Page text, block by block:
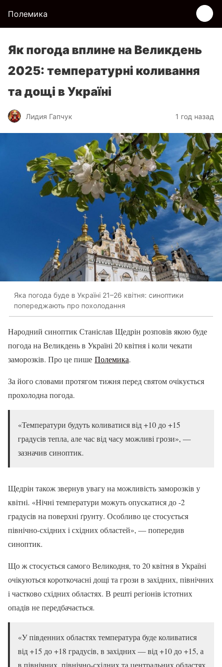
Полемика
Як погода вплине на Великдень
2025: температурні коливання
та дощі в Україні
Лидия Гапчук 1 год назад
Яка погода буде в Україні 21–26 квітня: синоптики
попереджають про похолодання
Народний синоптик Станіслав Щедрін розповів якою буде
погода на Великдень в Україні 20 квітня і коли чекати
заморозків. Про це пише Полемика.
За його словами протягом тижня перед святом очікується
прохолодна погода.
«Температури будуть коливатися від +10 до +15
градусів тепла, але час від часу можливі грози», —
зазначив синоптик.
Щедрін також звернув увагу на можливість заморозків у
квітні. «Нічні температури можуть опускатися до -2
градусів на поверхні ґрунту. Особливо це стосується
північно-східних і східних областей», — попередив
синоптик.
Що ж стосується самого Великодня, то 20 квітня в Україні
очікуються короткочасні дощі та грози в західних, північних
і частково східних областях. В решті регіонів істотних
опадів не передбачається.
«У південних областях температура буде коливатися
від +15 до +18 градусів, в західних — від +10 до +15, а
в північних, північно-східних та центральних областях